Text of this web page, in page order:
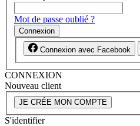
Mot de passe oublié ?
Connexion
Connexion avec Facebook
CONNEXION
Nouveau client
JE CRÉE MON COMPTE
S'identifier